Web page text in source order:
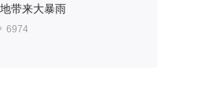
带来大暴雨
6974